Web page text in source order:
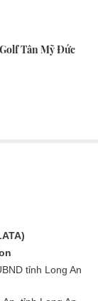
Tân Mỹ Đức
tỉnh Long An